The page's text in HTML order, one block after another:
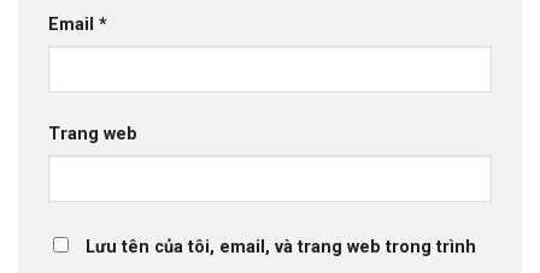
Email *
Trang web
Lưu tên của tôi, email, và trang web trong trình